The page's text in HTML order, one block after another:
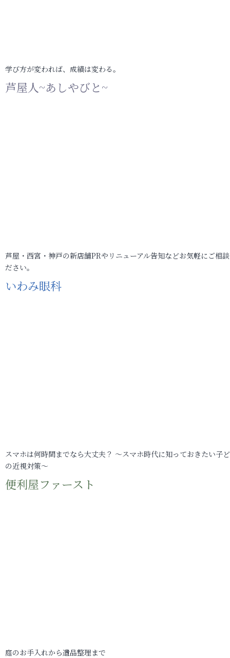
学び方が変われば、成績は変わる。
芦屋人~あしやびと~
芦屋・西宮・神戸の新店舗PRやリニューアル告知などお気軽にご相
ださい。
いわみ眼科
スマホは何時間までなら大丈夫？ ～スマホ時代に知っておきたい子
の近視対策～
便利屋ファースト
庭のお手入れから遺品整理まで